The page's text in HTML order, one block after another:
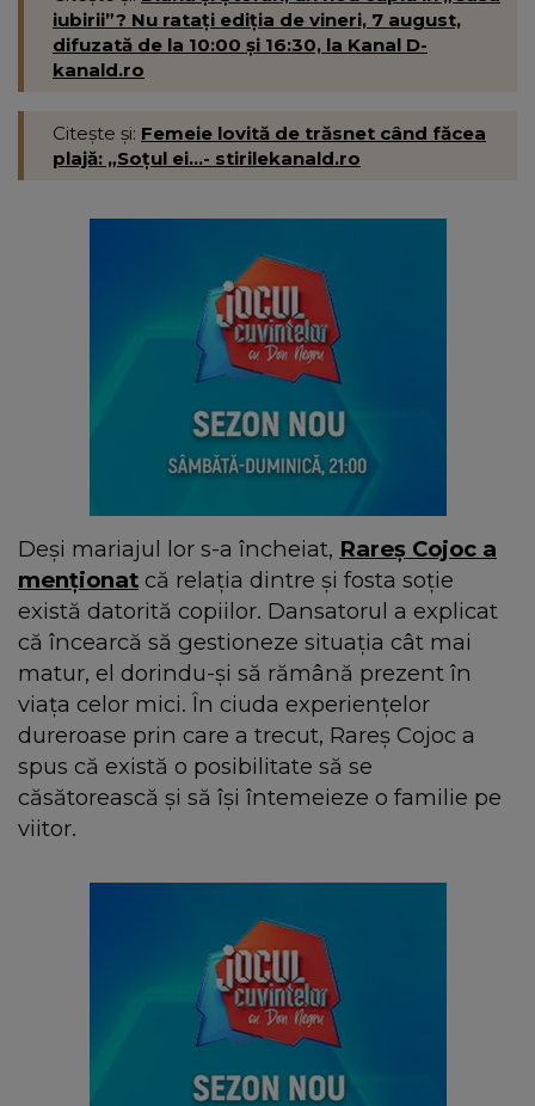
iubirii”? Nu ratați ediția de vineri, 7 august,
difuzată de la 10:00 și 16:30, la Kanal D-
kanald.ro
Citește și: Femeie lovită de trăsnet când făcea
plajă: „Soțul ei...- stirilekanald.ro
Deși mariajul lor s-a încheiat, Rareș Cojoc a
menționat că relația dintre și fosta soție
există datorită copiilor. Dansatorul a explicat
că încearcă să gestioneze situația cât mai
matur, el dorindu-și să rămână prezent în
viața celor mici. În ciuda experiențelor
dureroase prin care a trecut, Rareș Cojoc a
spus că există o posibilitate să se
căsătorească și să își întemeieze o familie pe
viitor.